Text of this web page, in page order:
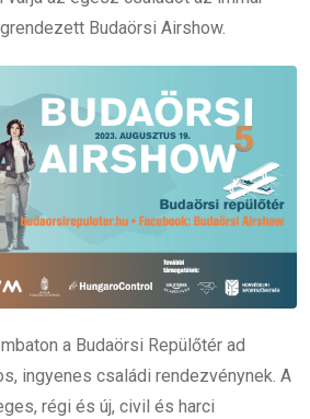
Budaörsi Airshow.
a Budaörsi Repülőtér ad
ingyenes családi rendezvénynek. A
régi és új, civil és harci